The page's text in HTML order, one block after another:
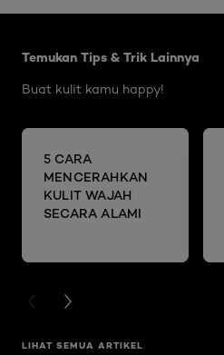
Temukan Tips & Trik Lainnya
Buat kulit kamu happy!
5 CARA
MENCERAHKAN
KULIT WAJAH
SECARA ALAMI
PREVIOUS CARD
NEXT CARD
LIHAT SEMUA ARTIKEL